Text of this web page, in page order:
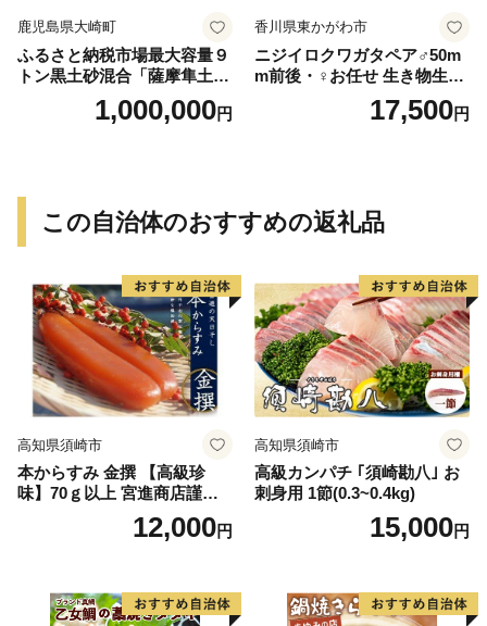
鹿児島県大崎町
ふるさと納税市場最大容量９
トン黒土砂混合「薩摩隼土」
（夢と感動の演出のグラウン
1,000,000円
香川県東かがわ市
ニジイロクワガタペア♂50m
m前後・♀お任せ 生き物生き
17,500円
この自治体のおすすめの返礼品
高知県須崎市
本からすみ 金撰 【高級珍
味】70ｇ以上 宮進商店謹製
12,000円
高知県須崎市
高級カンパチ ｢須崎勘八｣ お
刺身用 1節(0.3~0.4kg)
15,000円